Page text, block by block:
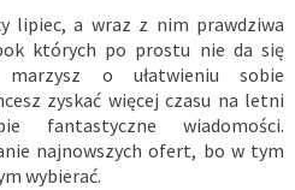
lipiec, a wraz z nim prawdziwa
których po prostu nie da się
o ułatwieniu sobie
zyskać więcej czasu na letni
fantastyczne wiadomości.
najnowszych ofert, bo w tym
wybierać.